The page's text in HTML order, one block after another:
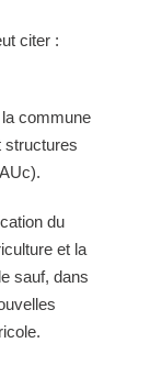
citer :
commune
structures
du
et la
sauf, dans